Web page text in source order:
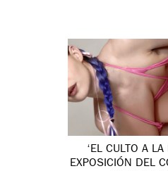
‘EL CULTO A LA
EXPOSICIÓN DEL